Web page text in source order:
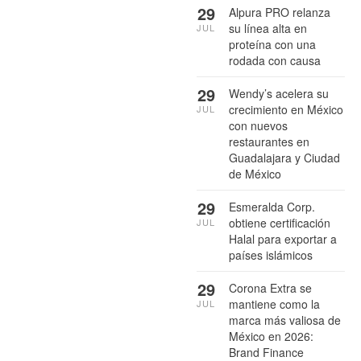
Alpura PRO relanza
su línea alta en
proteína con una
rodada con causa
29
JUL
Wendy’s acelera su
crecimiento en México
con nuevos
restaurantes en
Guadalajara y Ciudad
de México
29
JUL
Esmeralda Corp.
obtiene certificación
Halal para exportar a
países islámicos
29
JUL
Corona Extra se
mantiene como la
marca más valiosa de
México en 2026:
Brand Finance
29
JUL